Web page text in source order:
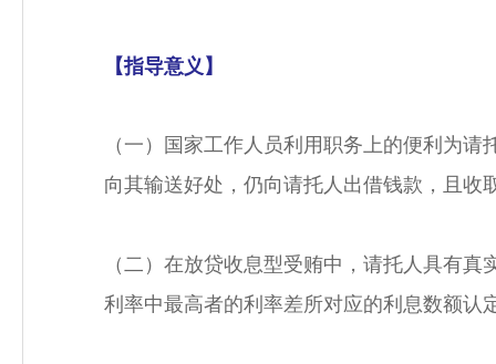
【指导意义】
（一）国家工作人员利用职务上的便利为
向其输送好处，仍向请托人出借钱款，且
（二）在放贷收息型受贿中，请托人具有
利率中最高者的利率差所对应的利息数额认